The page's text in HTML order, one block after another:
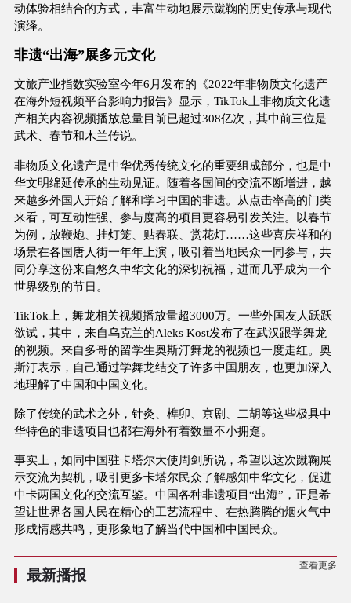
动体验相结合的方式，丰富生动地展示蹴鞠的历史传承与现代
演绎。
非遗“出海”展多元文化
文旅产业指数实验室今年6月发布的《2022年非物质文化遗产
在海外短视频平台影响力报告》显示，TikTok上非物质文化遗
产相关内容视频播放总量目前已超过308亿次，其中前三位是
武术、春节和木兰传说。
非物质文化遗产是中华优秀传统文化的重要组成部分，也是中
华文明绵延传承的生动见证。随着各国间的交流不断增进，越
来越多外国人开始了解和学习中国的非遗。从点击率高的门类
来看，可互动性强、参与度高的项目更容易引发关注。以春节
为例，放鞭炮、挂灯笼、贴春联、赏花灯……这些喜庆祥和的
场景在各国唐人街一年年上演，吸引着当地民众一同参与，共
同分享这份来自悠久中华文化的深切祝福，进而几乎成为一个
世界级别的节日。
TikTok上，舞龙相关视频播放量超3000万。一些外国友人跃跃
欲试，其中，来自乌克兰的Aleks Kost发布了在武汉跟学舞龙
的视频。来自多哥的留学生奥斯汀舞龙的视频也一度走红。奥
斯汀表示，自己通过学舞龙结交了许多中国朋友，也更加深入
地理解了中国和中国文化。
除了传统的武术之外，针灸、榫卯、京剧、二胡等这些极具中
华特色的非遗项目也都在海外有着数量不小拥趸。
事实上，如同中国驻卡塔尔大使周剑所说，希望以这次蹴鞠展
示交流为契机，吸引更多卡塔尔民众了解感知中华文化，促进
中卡两国文化的交流互鉴。中国各种非遗项目“出海”，正是希
望让世界各国人民在精心的工艺流程中、在热腾腾的烟火气中
形成情感共鸣，更形象地了解当代中国和中国民众。
最新播报
查看更多